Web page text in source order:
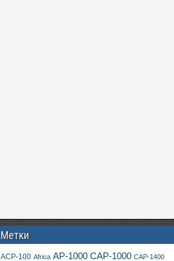
Метки
ACP-100 Africa AP-1000 CAP-1000 CAP-1400